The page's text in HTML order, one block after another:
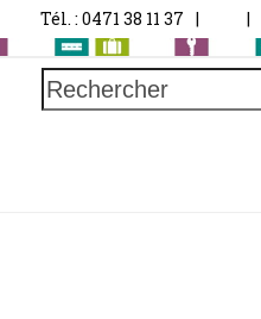
Tél. : 0471 38 11 37 | |
Rechercher